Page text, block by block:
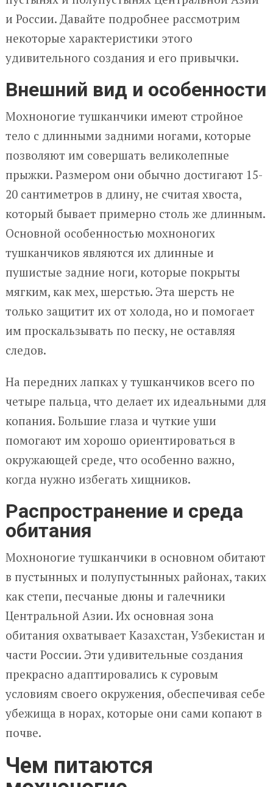
и России. Давайте подробнее рассмотрим
некоторые характеристики этого
удивительного создания и его привычки.
Внешний вид и особенности
Мохноногие тушканчики имеют стройное
тело с длинными задними ногами, которые
позволяют им совершать великолепные
прыжки. Размером они обычно достигают 15-
20 сантиметров в длину, не считая хвоста,
который бывает примерно столь же длинным.
Основной особенностью мохноногих
тушканчиков являются их длинные и
пушистые задние ноги, которые покрыты
мягким, как мех, шерстью. Эта шерсть не
только защитит их от холода, но и помогает
им проскальзывать по песку, не оставляя
следов.
На передних лапках у тушканчиков всего по
четыре пальца, что делает их идеальными для
копания. Большие глаза и чуткие уши
помогают им хорошо ориентироваться в
окружающей среде, что особенно важно,
когда нужно избегать хищников.
Распространение и среда
обитания
Мохноногие тушканчики в основном обитают
в пустынных и полупустынных районах, таких
как степи, песчаные дюны и галечники
Центральной Азии. Их основная зона
обитания охватывает Казахстан, Узбекистан и
части России. Эти удивительные создания
прекрасно адаптировались к суровым
условиям своего окружения, обеспечивая себе
убежища в норах, которые они сами копают в
почве.
Чем питаются